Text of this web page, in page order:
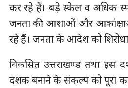
कर रहे हैं। बड़े स्केल व अधिक
जनता की आशाओं और
रहे हैं। जनता के आदेश को
विकसित उत्तराखण्ड तथा इस
दशक बनाने के संकल्प को पूरा